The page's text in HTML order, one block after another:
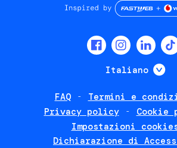
Italiano
FAQ
Termini e
Privacy policy
Cookie
Impostazioni
Dichiarazione di